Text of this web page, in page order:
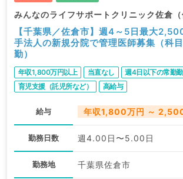
みんなのライフサポートクリニック佐倉（
【千葉県／佐倉市】週4～5日最大
手法人の新規分院で管理医師募集（科
勤）
年収1,800万円以上 当直なし
週4日以下の常勤
育児支援（託児所など）
高給与
給与 年収1,800万円 ～
勤務日数 週4.00日〜5.00日
勤務地 千葉県佐倉市